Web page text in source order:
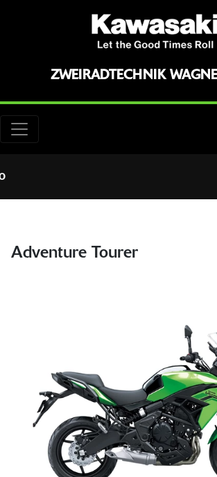
ZWEIRADTECHNIK
Adventure Tourer